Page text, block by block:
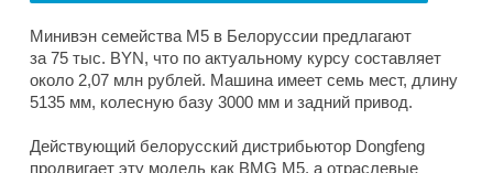
Минивэн семейства M5 в Белоруссии предлагают
за 75 тыс. BYN, что по актуальному курсу составляет
около 2,07 млн рублей. Машина имеет семь мест, длину
5135 мм, колесную базу 3000 мм и задний привод.
Действующий белорусский дистрибьютор Dongfeng
продвигает эту модель как BMG M5, а отраслевые